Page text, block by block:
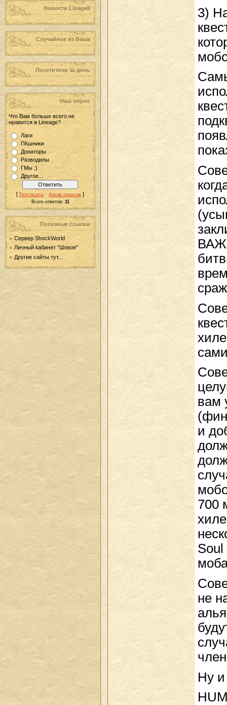
Новости LinageII
Случайное из Баша
Посетители за день
Наш опрос
Что Вам больше всего не
нравится в Lineage?
Лаги
ПКшники
Донаторы
Разводилы
ГМы ;)
Другое...
[ Результаты · Архив опросов ]
Всего ответов: 11
Полезные ссылки
Сервер ShockWorld
Личный кабинет "Шоков"
Другие сайты тут...
3)
вам
и
700
не
Ну и